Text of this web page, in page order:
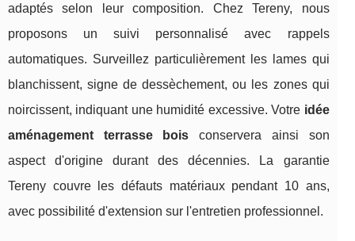
adaptés selon leur composition. Chez Tereny, nous
proposons un suivi personnalisé avec rappels
automatiques. Surveillez particulièrement les lames qui
blanchissent, signe de dessèchement, ou les zones qui
noircissent, indiquant une humidité excessive. Votre idée
aménagement terrasse bois conservera ainsi son
aspect d'origine durant des décennies. La garantie
Tereny couvre les défauts matériaux pendant 10 ans,
avec possibilité d'extension sur l'entretien professionnel.